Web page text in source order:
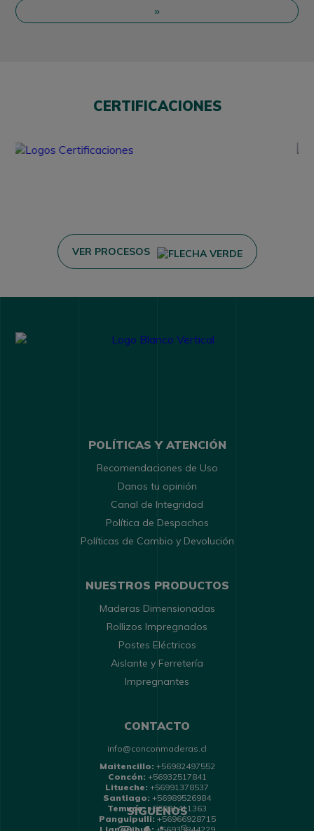
»
CERTIFICACIONES
VER PROCESOS
POLÍTICAS Y ATENCIÓN
Recomendaciones de Uso
Danos tu opinión
Canal de Integridad
Política de Despachos
Políticas de Cambio y Devolución
NUESTROS PRODUCTOS
Maderas Dimensionadas
Rollizos Impregnados
Postes Eléctricos
Aislante y Ferretería
Impregnantes
CONTACTO
info@conconmaderas.cl
Maitencillo: +56982497552
Concón: +56932517841
Litueche: +56991378537
Santiago: +56989526984
Temuco:+56991411363
Panguipulli: +56966928715
SÍGUENOS